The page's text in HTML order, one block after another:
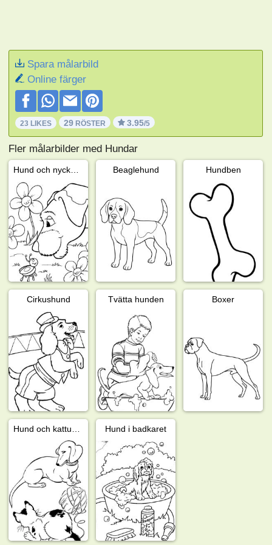
Spara målarbild
Online färger
23 LIKES 29 RÖSTER 3.95/5
Fler målarbilder med Hundar
Beaglehund Hundben
Cirkushund Tvätta hunden Boxer
Hund i badkaret